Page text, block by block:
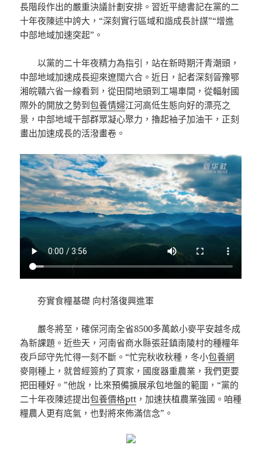
長階段作出的嚴重決議計劃安排。習近平總書記在黨的二
十年夜陳述中誇大，“深刻實行區域和諧成長計謀”“增進
中部地域加速突起”。
以黨的二十年夜精力為指引，站在新時期汗青潮頭，
中部地域加速成長迎來遼闊六合。近日，記者深刻晉豫鄂
湘皖贛六省一線看到，從田間地頭到工場車間，從輻射國
際外的開放之勢到包養情婦江河高低生態向好的漂亮之
景，中部地域干部群眾凝心聚力，擼起袖子加油干，正刻
畫出加速成長的活潑畫卷。
夯實食糧基礎 向村落復興進軍
嚴冬將至，確保河南全省8500多萬畝小麥平安越冬成
為新課題。近些天，河南省商水縣張莊鎮南陵村的種糧年
夜戶邱守先忙得一刻不斷。“忙完秋收秋種，冬小包養網
麥剛種上，就曾經簽約了買家，國度器重農業，我們更要
把田種好。”他說，比來預備擴展承包地盤的範圍，“黨的
二十年夜陳述提出包養價格ptt ，加速扶植農業強國。咱種
糧農人更有底氣，也對將來佈滿信念”。